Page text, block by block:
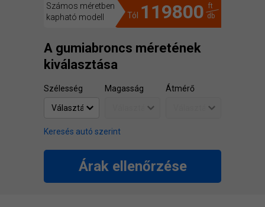
Számos méretben
kapható modell
Tól 119800 ft
db
A gumiabroncs méretének
kiválasztása
Szélesség Magasság Átmérő
Keresés autó szerint
Árak ellenőrzése